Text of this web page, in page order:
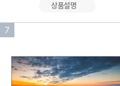
상품설명
인
순
위
7